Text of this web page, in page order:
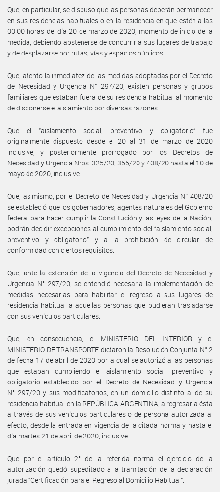
Que, en particular, se dispuso que las personas deberán permanecer
en sus residencias habituales o en la residencia en que estén a las
00:00 horas del día 20 de marzo de 2020, momento de inicio de la
medida, debiendo abstenerse de concurrir a sus lugares de trabajo
y de desplazarse por rutas, vías y espacios públicos.
Que, atento la inmediatez de las medidas adoptadas por el Decreto
de Necesidad y Urgencia N° 297/20, existen personas y grupos
familiares que estaban fuera de su residencia habitual al momento
de disponerse el aislamiento por diversas razones.
Que el “aislamiento social, preventivo y obligatorio” fue
originalmente dispuesto desde el 20 al 31 de marzo de 2020
inclusive, y posteriormente prorrogado por los Decretos de
Necesidad y Urgencia Nros. 325/20, 355/20 y 408/20 hasta el 10 de
mayo de 2020, inclusive.
Que, asimismo, por el Decreto de Necesidad y Urgencia N° 408/20
se estableció que los gobernadores, agentes naturales del Gobierno
federal para hacer cumplir la Constitución y las leyes de la Nación,
podrán decidir excepciones al cumplimiento del “aislamiento social,
preventivo y obligatorio” y a la prohibición de circular de
conformidad con ciertos requisitos.
Que, ante la extensión de la vigencia del Decreto de Necesidad y
Urgencia N° 297/20, se entendió necesaria la implementación de
medidas necesarias para habilitar el regreso a sus lugares de
residencia habitual a aquellas personas que pudieran trasladarse
con sus vehículos particulares.
Que, en consecuencia, el MINISTERIO DEL INTERIOR y el
MINISTERIO DE TRANSPORTE dictaron la Resolución Conjunta N° 2
de fecha 17 de abril de 2020 por la cual se autorizó a las personas
que estaban cumpliendo el aislamiento social, preventivo y
obligatorio establecido por el Decreto de Necesidad y Urgencia
N° 297/20 y sus modificatorios, en un domicilio distinto al de su
residencia habitual en la REPÚBLICA ARGENTINA, a regresar a ésta
a través de sus vehículos particulares o de persona autorizada al
efecto, desde la entrada en vigencia de la citada norma y hasta el
día martes 21 de abril de 2020, inclusive.
Que por el artículo 2° de la referida norma el ejercicio de la
autorización quedó supeditado a la tramitación de la declaración
jurada “Certificación para el Regreso al Domicilio Habitual”.